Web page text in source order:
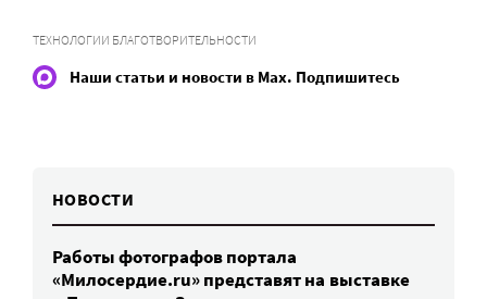
ТЕХНОЛОГИИ БЛАГОТВОРИТЕЛЬНОСТИ
Наши статьи и новости в Max. Подпишитесь
НОВОСТИ
Работы фотографов портала
«Милосердие.ru» представят на выставке